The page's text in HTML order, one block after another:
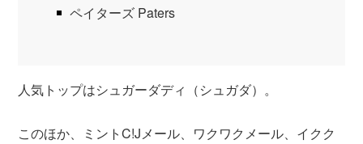
ペイターズ Paters
人気トップはシュガーダディ（シュガダ）。
このほか、ミントC!Jメール、ワクワクメール、イクク